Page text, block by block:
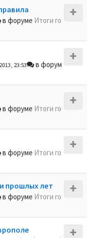
в форуме Итоги го
23:53
в форум
в форуме Итоги го
в форуме Итоги го
прошлых лет
в форуме Итоги го